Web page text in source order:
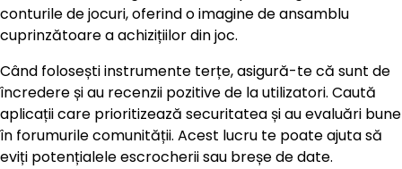
conturile de jocuri, oferind o imagine de ansamblu
cuprinzătoare a achizițiilor din joc.
Când folosești instrumente terțe, asigură-te că sunt de
încredere și au recenzii pozitive de la utilizatori. Caută
aplicații care prioritizează securitatea și au evaluări bune
în forumurile comunității. Acest lucru te poate ajuta să
eviți potențialele escrocherii sau breșe de date.